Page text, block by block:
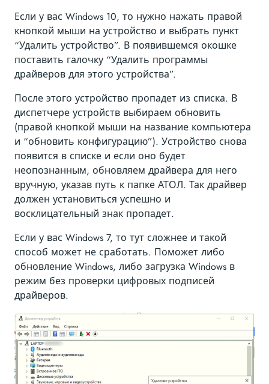
Если у вас Windows 10, то нужно нажать правой
кнопкой мыши на устройство и выбрать пункт
“Удалить устройство”. В появившемся окошке
поставить галочку “Удалить программы
драйверов для этого устройства”.
После этого устройство пропадет из списка. В
диспетчере устройств выбираем обновить
(правой кнопкой мыши на название компьютера
и “обновить конфигурацию”). Устройство снова
появится в списке и если оно будет
неопознанным, обновляем драйвера для него
вручную, указав путь к папке АТОЛ. Так драйвер
должен установиться успешно и
восклицательный знак пропадет.
Если у вас Windows 7, то тут сложнее и такой
способ может не сработать. Поможет либо
обновление Windows, либо загрузка Windows в
режим без проверки цифровых подписей
драйверов.